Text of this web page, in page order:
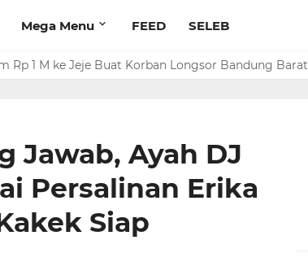
Mega Menu FEED SELEB
Rp 1 M ke Jeje Buat Korban Longsor Bandung Barat
Jawab, Ayah DJ
Persalinan Erika
Siap